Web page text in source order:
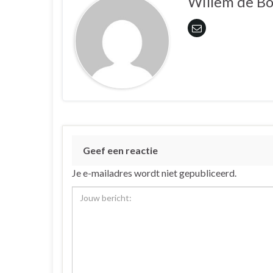
Geef een reactie
Je e-mailadres wordt niet gepubliceerd.